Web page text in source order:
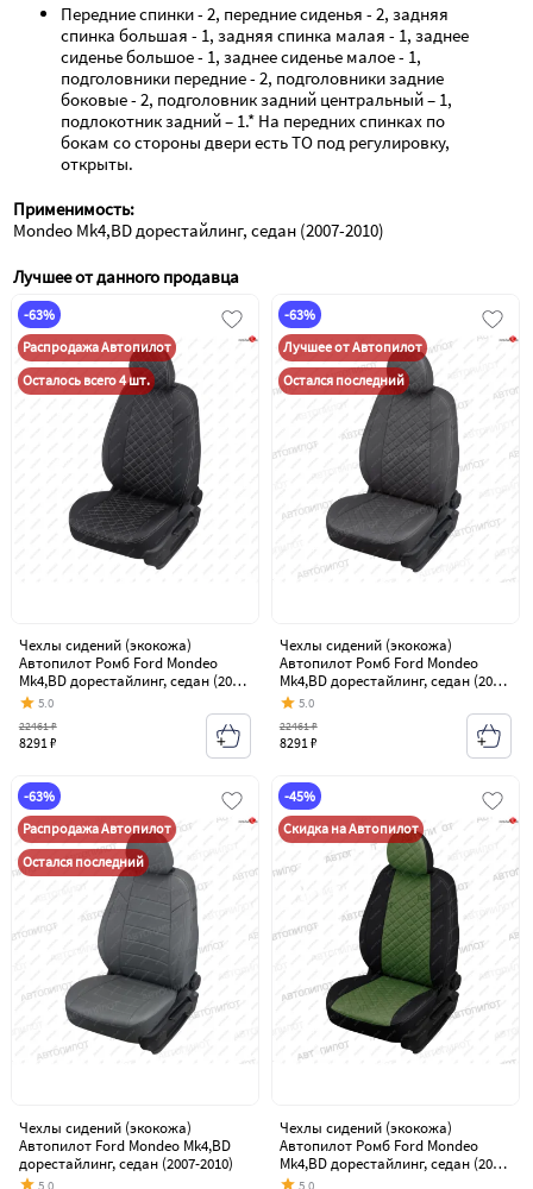
Передние спинки - 2, передние сиденья - 2, задняя
спинка большая - 1, задняя спинка малая - 1, заднее
сиденье большое - 1, заднее сиденье малое - 1,
подголовники передние - 2, подголовники задние
боковые - 2, подголовник задний центральный – 1,
подлокотник задний – 1.* На передних спинках по
бокам со стороны двери есть ТО под регулировку,
открыты.
Применимость:
Mondeo Mk4,BD дорестайлинг, седан (2007-2010)
Лучшее от данного продавца
-63%
Распродажа Автопилот
Осталось всего 4 шт.
Чехлы сидений (экокожа)
Автопилот Ромб Ford Mondeo
Mk4,BD дорестайлинг, седан (2007-
2010)
5.0
8291 ₽
22461 ₽
-63%
Лучшее от Автопилот
Остался последний
Чехлы сидений (экокожа)
Автопилот Ромб Ford Mondeo
Mk4,BD дорестайлинг, седан (2007-
2010)
5.0
8291 ₽
22461 ₽
-63%
Распродажа Автопилот
Остался последний
Чехлы сидений (экокожа)
Автопилот Ford Mondeo Mk4,BD
дорестайлинг, седан (2007-2010)
5.0
-45%
Скидка на Автопилот
Чехлы сидений (экокожа)
Автопилот Ромб Ford Mondeo
Mk4,BD дорестайлинг, седан (2007-
2010)
5.0